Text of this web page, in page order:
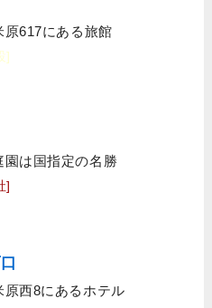
原617にある旅館
]
園は国指定の名勝
]
原西8にあるホテル